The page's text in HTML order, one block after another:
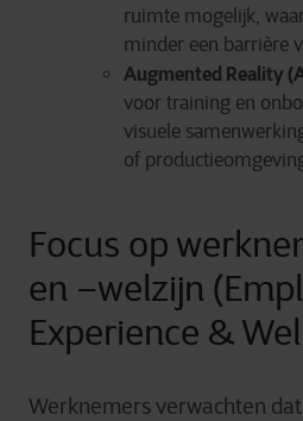
ruimte mogelijk,
minder een barrière
Augmented Reality
voor training en
visuele
of
Focus op
en –welzijn
Experience &
Werknemersverwachten dat